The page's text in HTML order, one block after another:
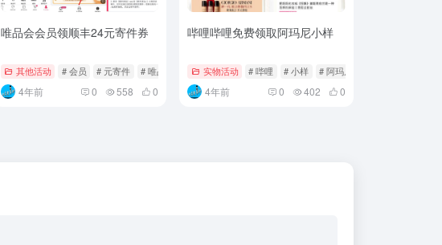
唯品会会员领顺丰24元寄件券
其他活动 # 会员 # 元寄件 # 唯品
4年前 0 558 0
哔哩哔哩免费领取阿玛尼小样
实物活动 # 哔哩 # 小样 # 阿玛尼
4年前 0 402 0